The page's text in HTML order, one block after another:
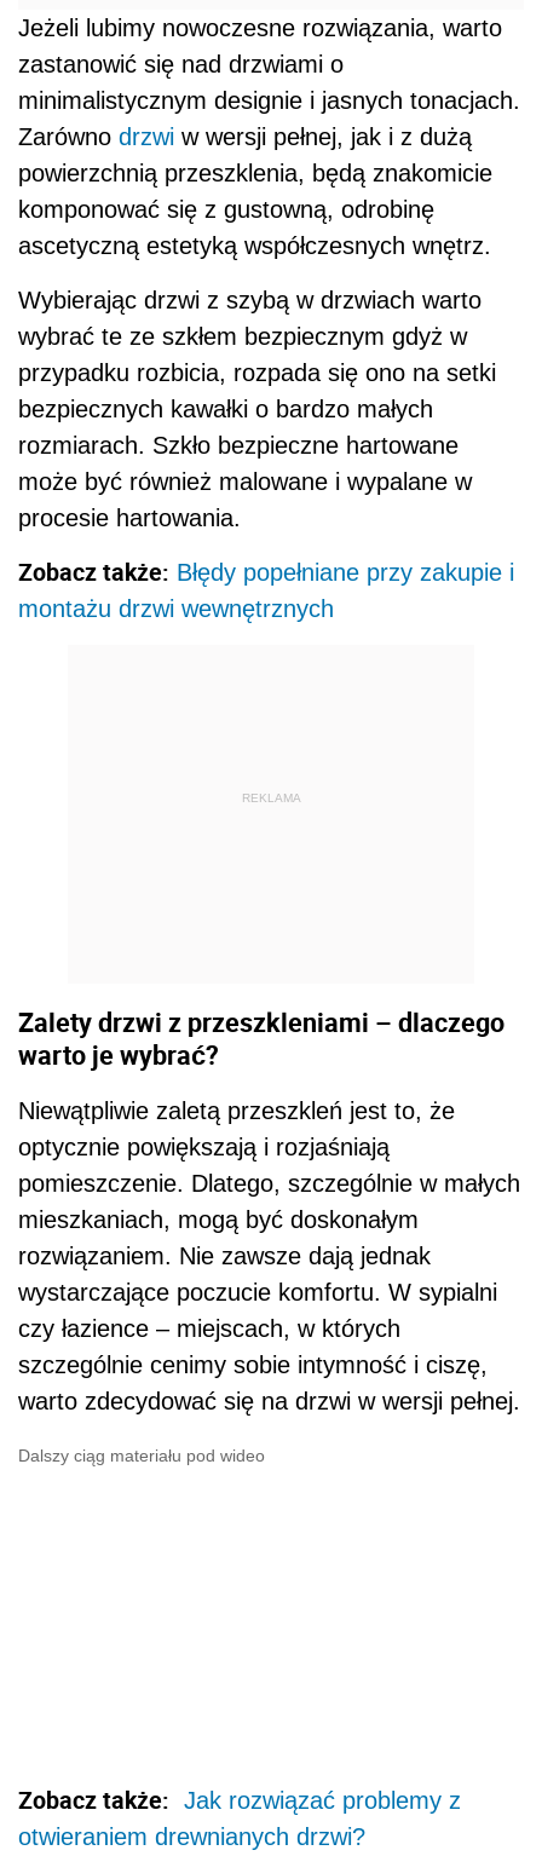
Jeżeli lubimy nowoczesne rozwiązania, warto
zastanowić się nad drzwiami o
minimalistycznym designie i jasnych tonacjach.
Zarówno drzwi w wersji pełnej, jak i z dużą
powierzchnią przeszklenia, będą znakomicie
komponować się z gustowną, odrobinę
ascetyczną estetyką współczesnych wnętrz.
Wybierając drzwi z szybą w drzwiach warto
wybrać te ze szkłem bezpiecznym gdyż w
przypadku rozbicia, rozpada się ono na setki
bezpiecznych kawałki o bardzo małych
rozmiarach. Szkło bezpieczne hartowane
może być również malowane i wypalane w
procesie hartowania.
Zobacz także: Błędy popełniane przy zakupie i
montażu drzwi wewnętrznych
REKLAMA
Zalety drzwi z przeszkleniami – dlaczego
warto je wybrać?
Niewątpliwie zaletą przeszkleń jest to, że
optycznie powiększają i rozjaśniają
pomieszczenie. Dlatego, szczególnie w małych
mieszkaniach, mogą być doskonałym
rozwiązaniem. Nie zawsze dają jednak
wystarczające poczucie komfortu. W sypialni
czy łazience – miejscach, w których
szczególnie cenimy sobie intymność i ciszę,
warto zdecydować się na drzwi w wersji pełnej.
Dalszy ciąg materiału pod wideo
Zobacz także: Jak rozwiązać problemy z
otwieraniem drewnianych drzwi?